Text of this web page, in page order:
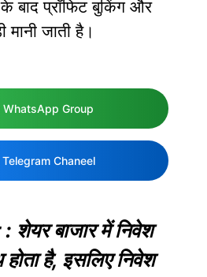
के बाद प्रॉफिट बुकिंग और
जाती है।
WhatsApp Group
Chaneel
बाजार में निवेश
है, इसलिए निवेश